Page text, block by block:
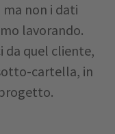
non i dati
lavorando.
da quel cliente,
cartella, in